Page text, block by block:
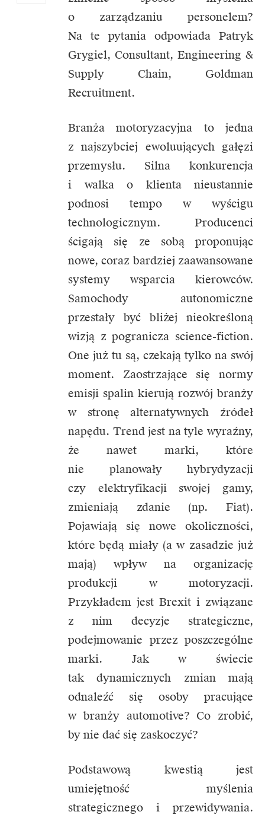
o zarządzaniu personelem?
Na te pytania odpowiada Patryk
Grygiel, Consultant, Engineering &
Supply Chain, Goldman
Recruitment.
Branża motoryzacyjna to jedna
z najszybciej ewoluujących gałęzi
przemysłu. Silna konkurencja
i walka o klienta nieustannie
podnosi tempo w wyścigu
technologicznym. Producenci
ścigają się ze sobą proponując
nowe, coraz bardziej zaawansowane
systemy wsparcia kierowców.
Samochody autonomiczne
przestały być bliżej nieokreśloną
wizją z pogranicza science-fiction.
One już tu są, czekają tylko na swój
moment. Zaostrzające się normy
emisji spalin kierują rozwój branży
w stronę alternatywnych źródeł
napędu. Trend jest na tyle wyraźny,
że nawet marki, które
nie planowały hybrydyzacji
czy elektryfikacji swojej gamy,
zmieniają zdanie (np. Fiat).
Pojawiają się nowe okoliczności,
które będą miały (a w zasadzie już
mają) wpływ na organizację
produkcji w motoryzacji.
Przykładem jest Brexit i związane
z nim decyzje strategiczne,
podejmowanie przez poszczególne
marki. Jak w świecie
tak dynamicznych zmian mają
odnaleźć się osoby pracujące
w branży automotive? Co zrobić,
by nie dać się zaskoczyć?
Podstawową kwestią jest
umiejętność myślenia
strategicznego i przewidywania.